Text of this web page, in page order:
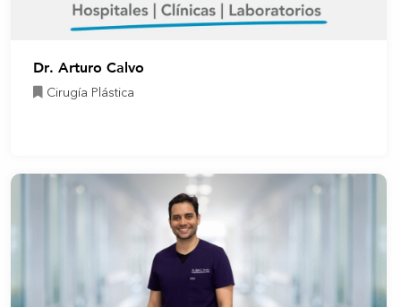
Dr. Arturo Calvo
Cirugía Plástica